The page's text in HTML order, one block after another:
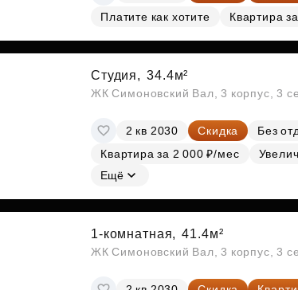
Платите как хотите
Квартира
Студия, 34.4м²
ЖК Симоновский Вал, 3 корпус, 3
2 кв 2030 Скидка Без
Квартира за 2 000 ₽/мес
Ещё
1-комнатная, 41.4м²
ЖК Симоновский Вал, 3 корпус, 3